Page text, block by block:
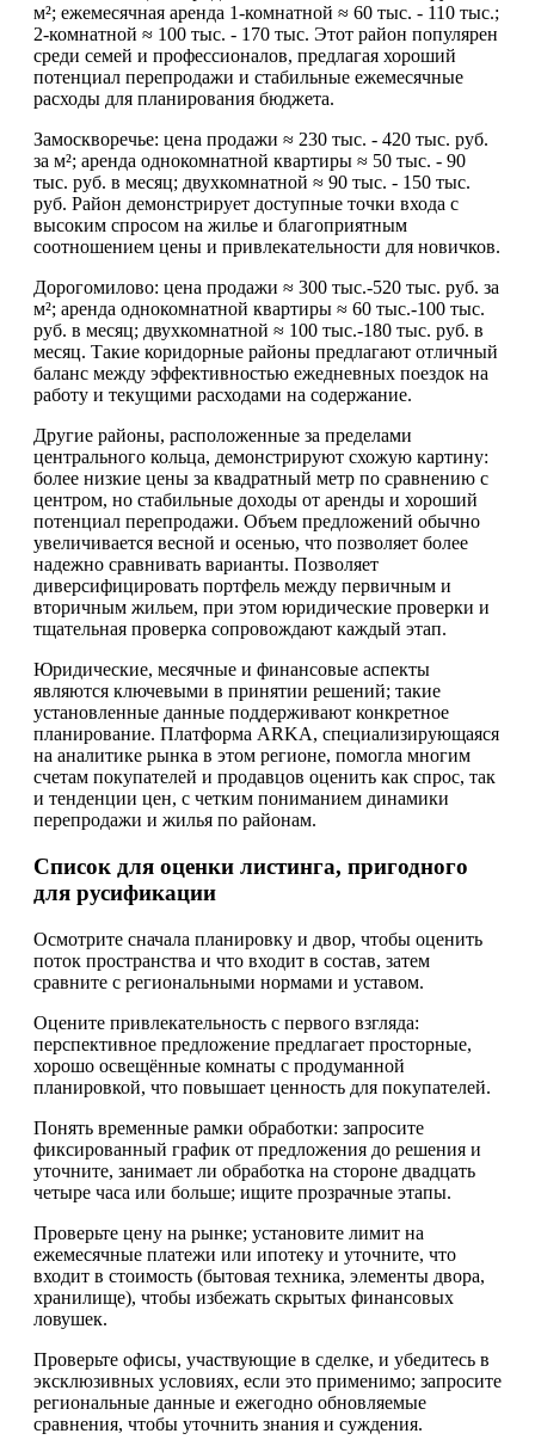
м²; ежемесячная аренда 1-комнатной ≈ 60 тыс. - 110 тыс.;
2-комнатной ≈ 100 тыс. - 170 тыс. Этот район популярен
среди семей и профессионалов, предлагая хороший
потенциал перепродажи и стабильные ежемесячные
расходы для планирования бюджета.
Замоскворечье: цена продажи ≈ 230 тыс. - 420 тыс. руб.
за м²; аренда однокомнатной квартиры ≈ 50 тыс. - 90
тыс. руб. в месяц; двухкомнатной ≈ 90 тыс. - 150 тыс.
руб. Район демонстрирует доступные точки входа с
высоким спросом на жилье и благоприятным
соотношением цены и привлекательности для новичков.
Дорогомилово: цена продажи ≈ 300 тыс.-520 тыс. руб. за
м²; аренда однокомнатной квартиры ≈ 60 тыс.-100 тыс.
руб. в месяц; двухкомнатной ≈ 100 тыс.-180 тыс. руб. в
месяц. Такие коридорные районы предлагают отличный
баланс между эффективностью ежедневных поездок на
работу и текущими расходами на содержание.
Другие районы, расположенные за пределами
центрального кольца, демонстрируют схожую картину:
более низкие цены за квадратный метр по сравнению с
центром, но стабильные доходы от аренды и хороший
потенциал перепродажи. Объем предложений обычно
увеличивается весной и осенью, что позволяет более
надежно сравнивать варианты. Позволяет
диверсифицировать портфель между первичным и
вторичным жильем, при этом юридические проверки и
тщательная проверка сопровождают каждый этап.
Юридические, месячные и финансовые аспекты
являются ключевыми в принятии решений; такие
установленные данные поддерживают конкретное
планирование. Платформа ARKA, специализирующаяся
на аналитике рынка в этом регионе, помогла многим
счетам покупателей и продавцов оценить как спрос, так
и тенденции цен, с четким пониманием динамики
перепродажи и жилья по районам.
Список для оценки листинга, пригодного
для русификации
Осмотрите сначала планировку и двор, чтобы оценить
поток пространства и что входит в состав, затем
сравните с региональными нормами и уставом.
Оцените привлекательность с первого взгляда:
перспективное предложение предлагает просторные,
хорошо освещённые комнаты с продуманной
планировкой, что повышает ценность для покупателей.
Понять временные рамки обработки: запросите
фиксированный график от предложения до решения и
уточните, занимает ли обработка на стороне двадцать
четыре часа или больше; ищите прозрачные этапы.
Проверьте цену на рынке; установите лимит на
ежемесячные платежи или ипотеку и уточните, что
входит в стоимость (бытовая техника, элементы двора,
хранилище), чтобы избежать скрытых финансовых
ловушек.
Проверьте офисы, участвующие в сделке, и убедитесь в
эксклюзивных условиях, если это применимо; запросите
региональные данные и ежегодно обновляемые
сравнения, чтобы уточнить знания и суждения.